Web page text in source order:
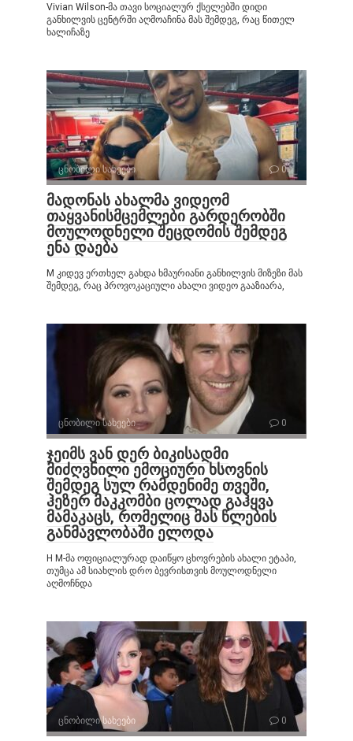
Vivian Wilson-მა თავი სოციალურ ქსელებში დიდი
განხილვის ცენტრში აღმოაჩინა მას შემდეგ, რაც წითელ
ხალიჩაზე
ცნობილი სახეები 0
მადონას ახალმა ვიდეომ
თაყვანისმცემლები გარდერობში
მოულოდნელი შეცდომის შემდეგ
ენა დაება
M კიდევ ერთხელ გახდა ხმაურიანი განხილვის მიზეზი მას
შემდეგ, რაც პროვოკაციული ახალი ვიდეო გააზიარა,
ცნობილი სახეები 0
ჯეიმს ვან დერ ბიკისადმი
მიძღვნილი ემოციური ხსოვნის
შემდეგ სულ რამდენიმე თვეში,
ჰეზერ მაკკომბი ცოლად გაჰყვა
მამაკაცს, რომელიც მას წლების
განმავლობაში ელოდა
H M-მა ოფიციალურად დაიწყო ცხოვრების ახალი ეტაპი,
თუმცა ამ სიახლის დრო ბევრისთვის მოულოდნელი
აღმოჩნდა
ცნობილი სახეები 0